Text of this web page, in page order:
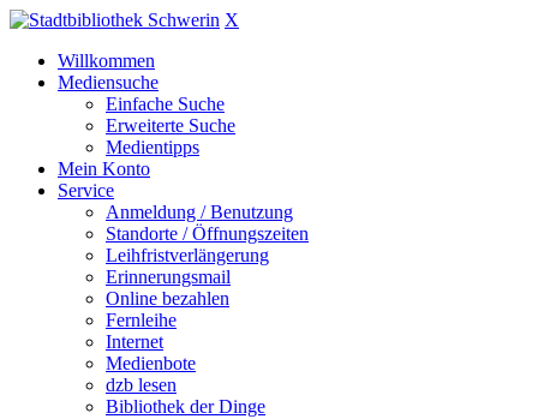
X
Willkommen
Mediensuche
Einfache Suche
Erweiterte Suche
Medientipps
Mein Konto
Service
Anmeldung / Benutzung
Standorte / Öffnungszeiten
Leihfristverlängerung
Erinnerungsmail
Online bezahlen
Fernleihe
Internet
Medienbote
dzb lesen
Bibliothek der Dinge